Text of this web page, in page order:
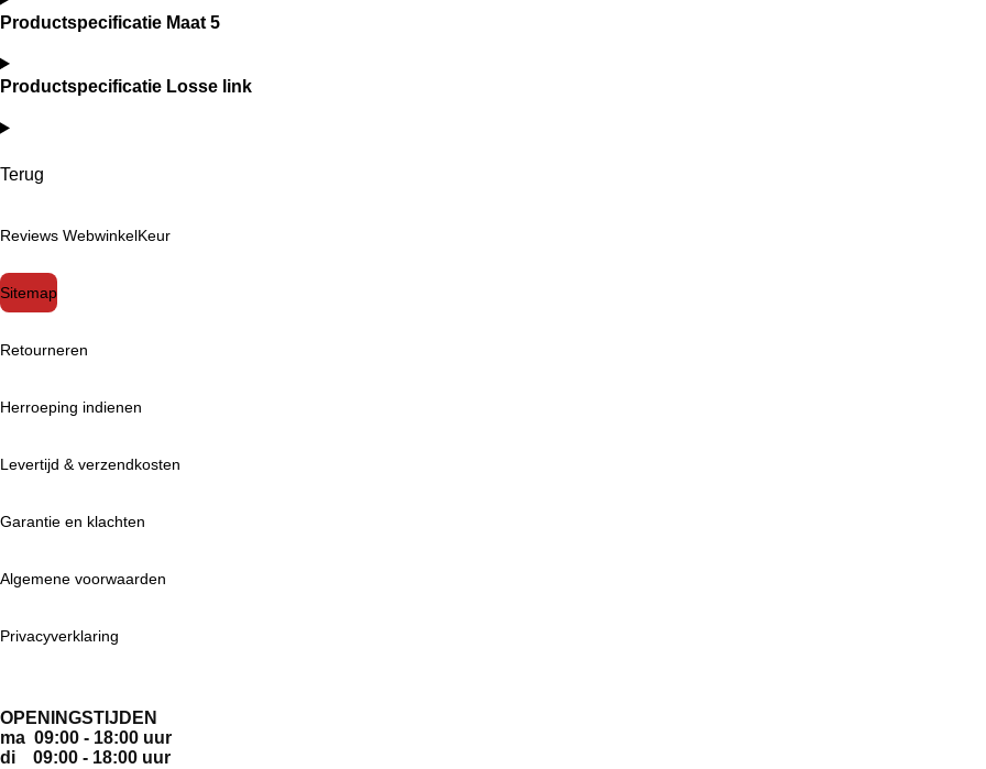
Productspecificatie Maat 5
Productspecificatie Losse link
Terug
Reviews WebwinkelKeur
Sitemap
Retourneren
Herroeping indienen
Levertijd & verzendkosten
Garantie en klachten
Algemene voorwaarden
Privacyverklaring
OPENINGSTIJDEN
ma 09:00 - 18:00 uur
di 09:00 - 18:00 uur